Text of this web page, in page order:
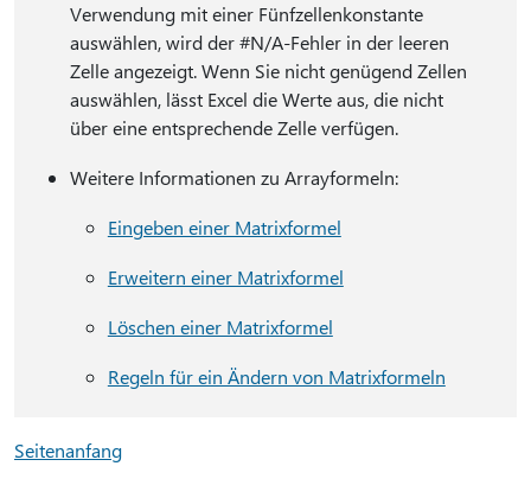
Verwendung mit einer Fünfzellenkonstante
auswählen, wird der #N/A-Fehler in der leeren
Zelle angezeigt. Wenn Sie nicht genügend Zellen
auswählen, lässt Excel die Werte aus, die nicht
über eine entsprechende Zelle verfügen.
Weitere Informationen zu Arrayformeln:
Eingeben einer Matrixformel
Erweitern einer Matrixformel
Löschen einer Matrixformel
Regeln für ein Ändern von Matrixformeln
Seitenanfang